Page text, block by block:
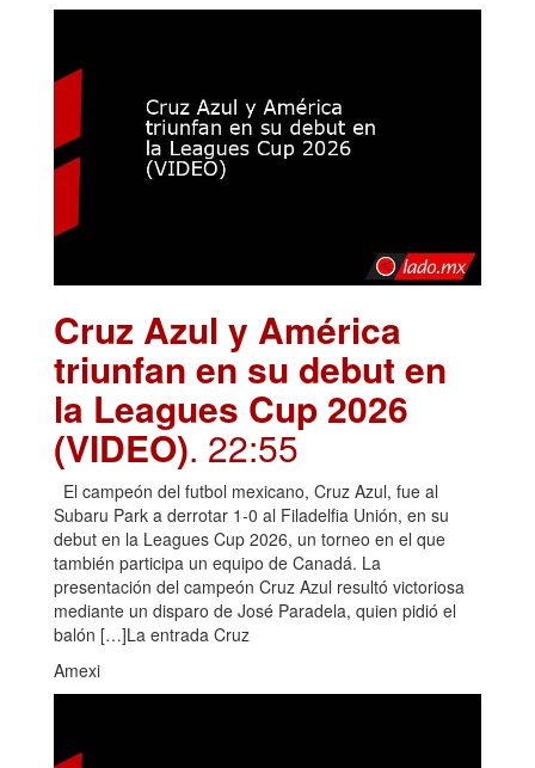
Cruz Azul y América
triunfan en su debut en
la Leagues Cup 2026
(VIDEO). 22:55
El campeón del futbol mexicano, Cruz Azul, fue al
Subaru Park a derrotar 1-0 al Filadelfia Unión, en su
debut en la Leagues Cup 2026, un torneo en el que
también participa un equipo de Canadá. La
presentación del campeón Cruz Azul resultó victoriosa
mediante un disparo de José Paradela, quien pidió el
balón […]La entrada Cruz
Amexi